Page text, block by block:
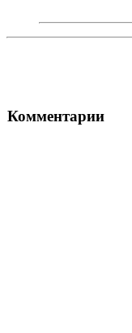
Комментарии